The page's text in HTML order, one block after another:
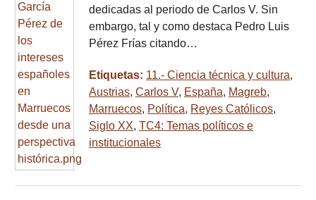
dedicadas al periodo de Carlos V. Sin
embargo, tal y como destaca Pedro Luis
Pérez Frías citando…
Etiquetas: 11.- Ciencia técnica y cultura,
Austrias, Carlos V, España, Magreb,
Marruecos, Política, Reyes Católicos,
Siglo XX, TC4: Temas políticos e
institucionales